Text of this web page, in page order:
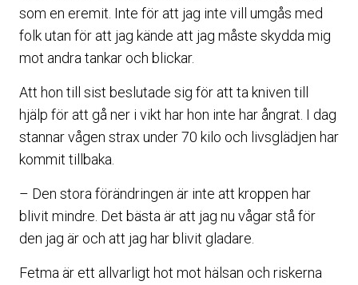
som en eremit. Inte för att jag inte vill umgås med
folk utan för att jag kände att jag måste skydda mig
mot andra tankar och blickar.
Att hon till sist beslutade sig för att ta kniven till
hjälp för att gå ner i vikt har hon inte har ångrat. I dag
stannar vågen strax under 70 kilo och livsglädjen har
kommit tillbaka.
– Den stora förändringen är inte att kroppen har
blivit mindre. Det bästa är att jag nu vågar stå för
den jag är och att jag har blivit gladare.
Fetma är ett allvarligt hot mot hälsan och riskerna